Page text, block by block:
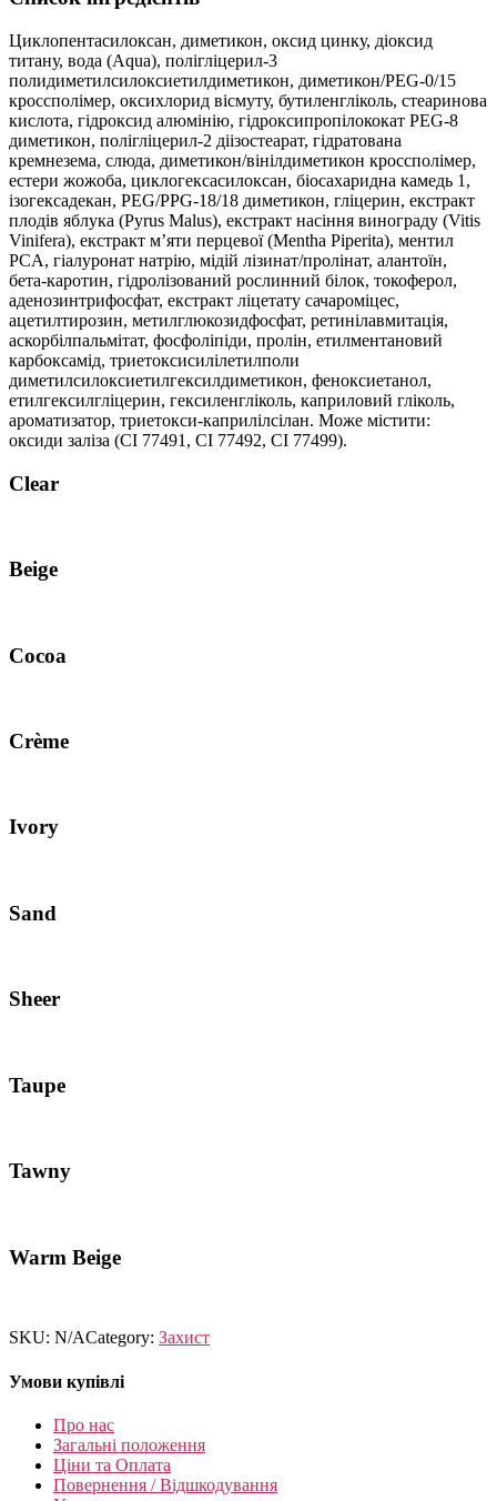
Циклопентасилоксан, диметикон, оксид цинку, діоксид
титану, вода (Aqua), полігліцерил-3
полидиметилсилоксиетилдиметикон, диметикон/PEG-0/15
кроссполімер, оксихлорид вісмуту, бутиленгліколь, стеаринова
кислота, гідроксид алюмінію, гідроксипропілококат PEG-8
диметикон, полігліцерил-2 діізостеарат, гідратована
кремнезема, слюда, диметикон/вінілдиметикон кроссполімер,
естери жожоба, циклогексасилоксан, біосахаридна камедь 1,
ізогексадекан, PEG/PPG-18/18 диметикон, гліцерин, екстракт
плодів яблука (Pyrus Malus), екстракт насіння винограду (Vitis
Vinifera), екстракт м’яти перцевої (Mentha Piperita), ментил
PCA, гіалуронат натрію, мідій лізинат/пролінат, алантоїн,
бета-каротин, гідролізований рослинний білок, токоферол,
аденозинтрифосфат, екстракт ліцетату сачароміцес,
ацетилтирозин, метилглюкозидфосфат, ретинілавмитація,
аскорбілпальмітат, фосфоліпіди, пролін, етилментановий
карбоксамід, триетоксисилілетилполи
диметилсилоксиетилгексилдиметикон, феноксиетанол,
етилгексилгліцерин, гексиленгліколь, каприловий гліколь,
ароматизатор, триетокси-каприлілсілан. Може містити:
оксиди заліза (CI 77491, CI 77492, CI 77499).
Clear
Beige
Cocoa
Crème
Ivory
Sand
Sheer
Taupe
Tawny
Warm Beige
SKU: N/ACategory: Захист
Умови купівлі
Про нас
Загальні положення
Ціни та Оплата
Повернення / Відшкодування